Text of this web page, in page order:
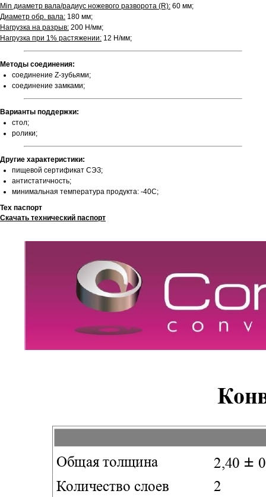
Min диаметр вала/радиус ножевого разворота (R): 60 мм;
Диаметр обр. вала: 180 мм;
Нагрузка на разрыв: 200 Н/мм;
Нагрузка при 1% растяжении: 12 Н/мм;
Методы соединения:
соединение Z-зубьями;
соединение замками;
Варианты поддержки:
стол;
ролики;
Другие характеристики:
пищевой сертификат СЭЗ;
антистатичность;
минимальная температура продукта: -40С;
Тех паспорт
Скачать технический паспорт